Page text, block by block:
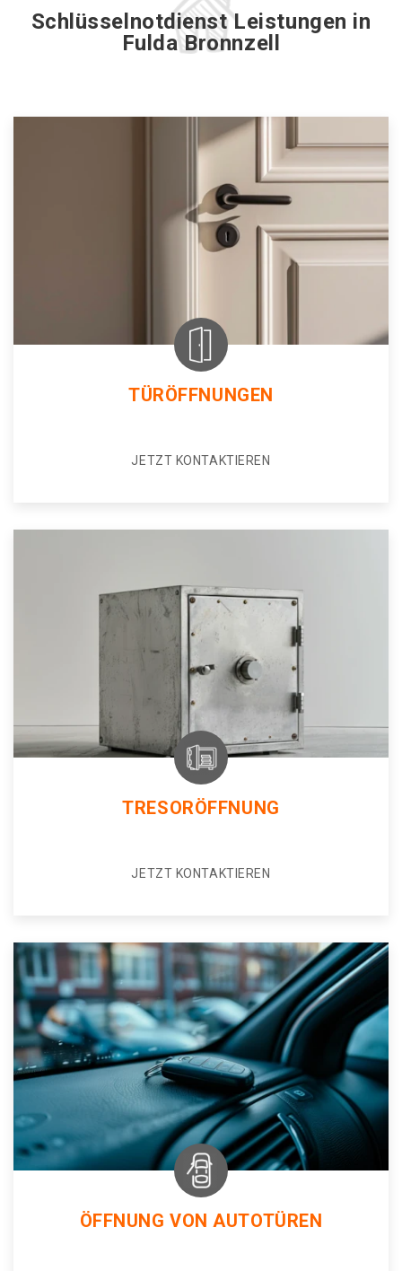
Schlüsselnotdienst Leistungen in
Fulda Bronnzell
TÜRÖFFNUNGEN
JETZT KONTAKTIEREN
TRESORÖFFNUNG
JETZT KONTAKTIEREN
ÖFFNUNG VON AUTOTÜREN